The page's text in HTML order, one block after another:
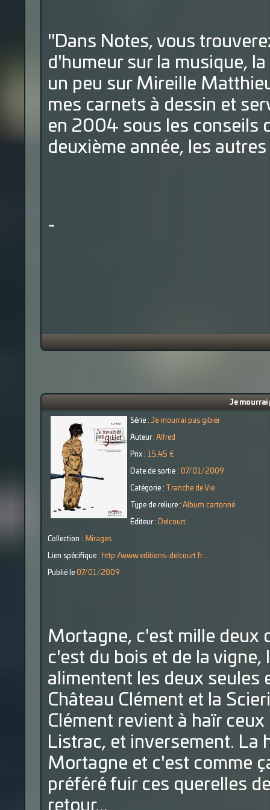
"Dans Notes, vous
d'humeur sur la musique,
un peu sur Mireille
mes carnets à dessin et
en 2004 sous les conseils
deuxième année, les
-
Je mourrai
Série : Je mourrai pas gibier
Auteur : Alfred
Prix : 15.45 €
Date de sortie : 07/01/2009
Catégorie : Tranche de Vie
Type de reliure : Album cartonné
Éditeur : Delcourt
Collection : Mirages
Lien spécifique : http://www.editions-delcourt.fr...
Publié le 07/01/2009
Mortagne, c'est mille deux
c'est du bois et de la
alimentent les deux seules
Château Clément et la
Clément revient à haïr
Listrac, et inversement. La
Mortagne et c'est comme
préféré fuir ces querelles
retour...